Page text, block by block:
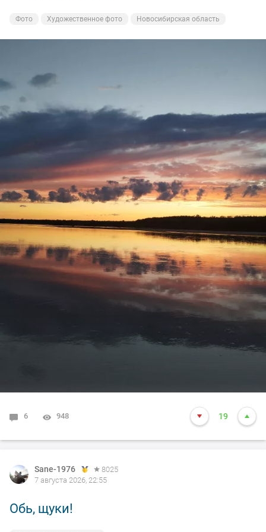
насладился,рыбу поймал,закат был волшебный!
Ну а вам Друзья желаю НХНЧ и чтобы от рыболовного
процесса вы получали только приятные впечатления!
С уважением Шнивовод!🤝
Фото Художественное фото Новосибирская область
6 948 19
Sane-1976
8025
7 августа 2026, 22:55
Обь, щуки!